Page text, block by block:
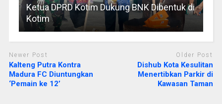
Ketua DPRD Kotim Dukung BNK Dibentuk di
Kotim
Newer Post
Kalteng Putra Kontra
Madura FC Diuntungkan
‘Pemain ke 12’
Older Post
Dishub Kota Kesulitan
Menertibkan Parkir di
Kawasan Taman